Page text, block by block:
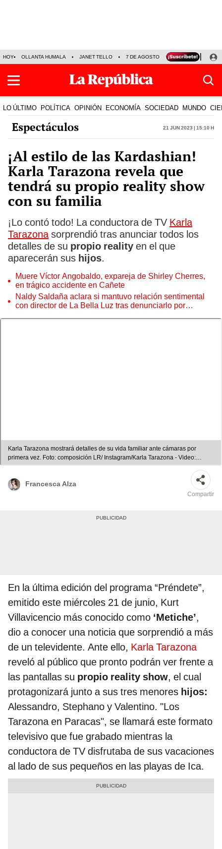
HOY OLLANTA HUMALA JANET TELLO 7 DE AGOSTO TINKA RESULTADOS
LO ÚLTIMO POLÍTICA OPINIÓN ECONOMÍA SOCIEDAD MUNDO
Espectáculos 21 Jun 2023 | 15:10 h
¡Al estilo de las Kardashian!
Karla Tarazona revela que
tendrá su propio reality show
con su familia
¡Lo contó todo! La conductora de TV Karla
Tarazonasorprendió tras anunciar todos los
detalles de su propio reality en el que
aparecerán sus hijos.
Muere Víctor Angobaldo, expareja de Shirley Cherres,
en trágico accidente en Cañete
Naldy Saldaña aclara si mantuvo relación sentimental
con director de La Bella Luz tras denunciarlo por
Karla Tarazona mostrará detalles de su vida familiar ante cámaras por
primera vez. Foto: composición LR/ Instagram/Karla Tarazona - Video:
Panamericana TV
Francesca Alza
Compartir
En la última edición del programa “Préndete”,
emitido este miércoles 21 de junio, Kurt
Villavicencio más conocido como ‘Metiche’,
dio a conocer una noticia que sorprendió a más
de un televidente. Ante ello, Karla Tarazona
reveló al público que pronto podrán ver frente a
las pantallas su propio reality show, el cual
protagonizará junto a sus tres menores hijos:
Alessandro, Stephano y Valentino. "Los
Tarazona en Paracas", se llamará este formato
televisivo que fue grabado mientras la
conductora de TV disfrutaba de sus vacaciones
al lado de sus pequeños en las playas de Ica.